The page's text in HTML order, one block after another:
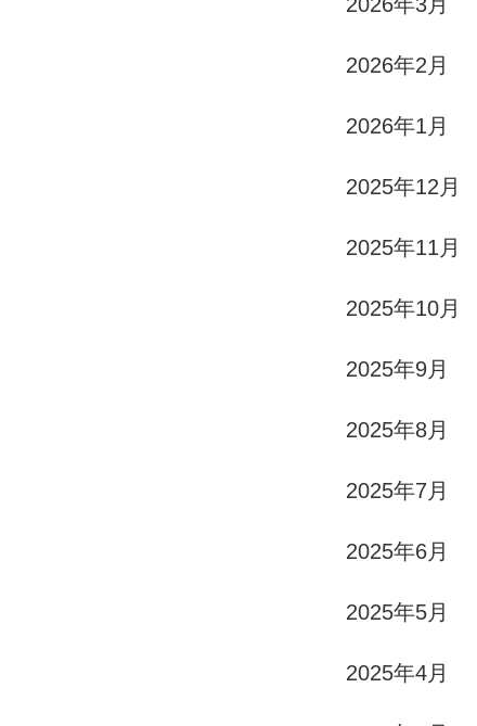
2026年2月
2026年1月
2025年12月
2025年11月
2025年10月
2025年9月
2025年8月
2025年7月
2025年6月
2025年5月
2025年4月